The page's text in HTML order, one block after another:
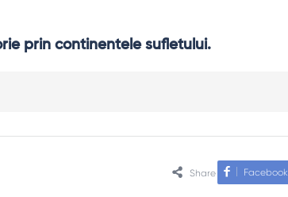
prin continentele sufletului.
Share Facebook